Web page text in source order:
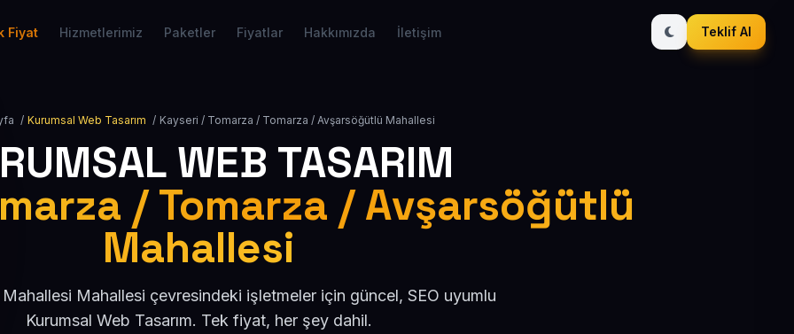
Fiyat Hizmetlerimiz Paketler Fiyatlar Hakkımızda İletişim Teklif Al
/ Kurumsal Web Tasarım / Kayseri / Tomarza / Tomarza / Avşarsöğütlü Mahallesi
WEB TASARIM
/ Tomarza / Avşarsöğütlü
Mahallesi
Mahallesi çevresindeki işletmeler için güncel, SEO uyumlu
Kurumsal Web Tasarım. Tek fiyat, her şey dahil.